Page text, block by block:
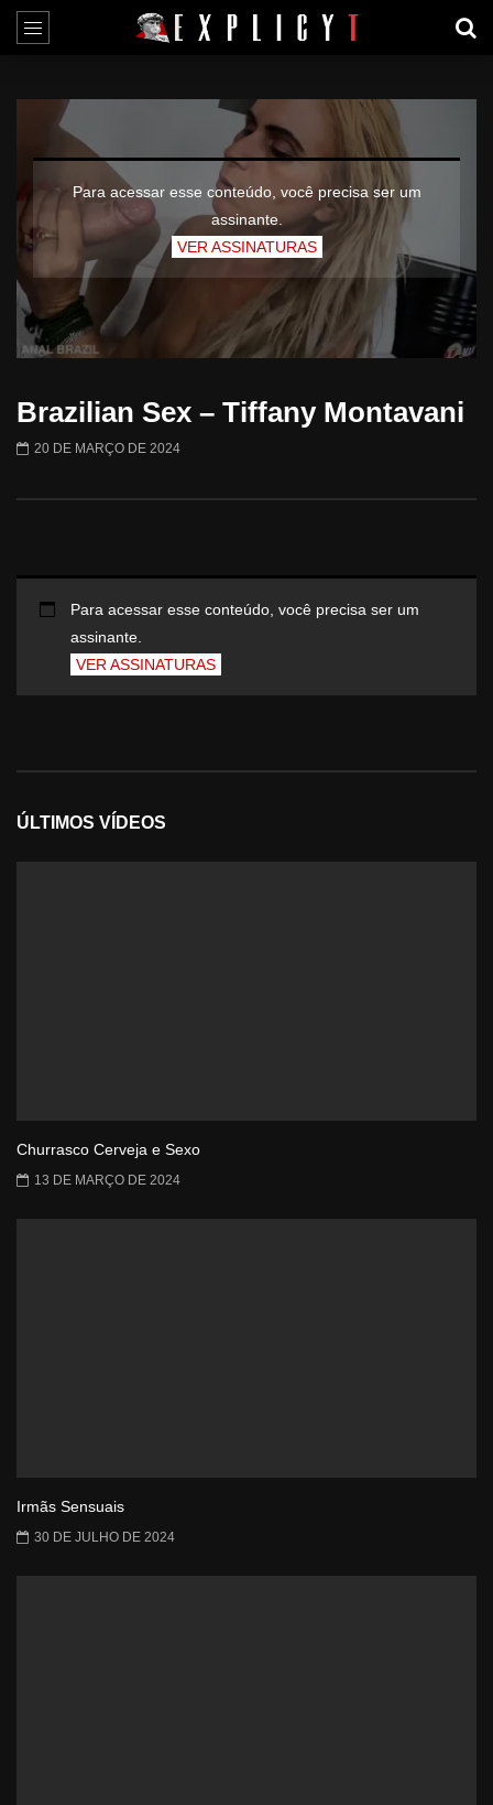
Para acessar esse conteúdo, você precisa ser um
assinante.
VER ASSINATURAS
Brazilian Sex – Tiffany Montavani
20 DE MARÇO DE 2024
Para acessar esse conteúdo, você precisa ser um
assinante.
VER ASSINATURAS
ÚLTIMOS VÍDEOS
Churrasco Cerveja e Sexo
13 DE MARÇO DE 2024
Irmãs Sensuais
30 DE JULHO DE 2024